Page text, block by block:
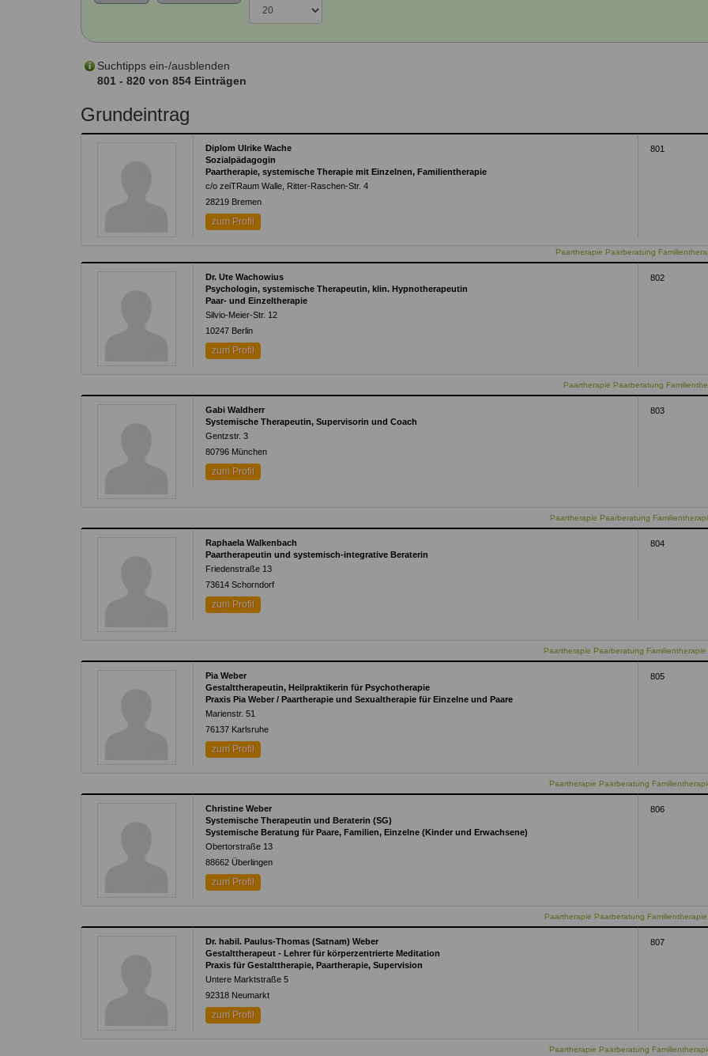
Angebot
nach
Methode
Therapeutenliste
Themen
Kontakt
Zum Kontaktformular
Suchtipps ein-/ausblenden
801 - 820 von 854 Einträgen
Grundeintrag
Diplom Ulrike Wache
Sozialpädagogin
Paartherapie, systemische Therapie mit Einzelnen, Familientherapie
c/o zeiTRaum Walle, Ritter-Raschen-Str. 4
28219 Bremen
zum Profil
801
Paartherapie Paarberatung
Dr. Ute Wachowius
Psychologin, systemische Therapeutin, klin. Hypnotherapeutin
Paar- und Einzeltherapie
Silvio-Meier-Str. 12
10247 Berlin
zum Profil
802
Paartherapie Paarberatung
Gabi Waldherr
Systemische Therapeutin, Supervisorin und Coach
Gentzstr. 3
80796 München
zum Profil
803
Paartherapie Paarberatung
Raphaela Walkenbach
Paartherapeutin und systemisch-integrative Beraterin
Friedenstraße 13
73614 Schorndorf
zum Profil
804
Paartherapie Paarberatung
Pia Weber
Gestalttherapeutin, Heilpraktikerin für Psychotherapie
Praxis Pia Weber / Paartherapie und Sexualtherapie für Einzelne und Paare
Marienstr. 51
76137 Karlsruhe
zum Profil
805
Paartherapie Paarberatung
Christine Weber
Systemische Therapeutin und Beraterin (SG)
Systemische Beratung für Paare, Familien, Einzelne (Kinder und Erwachsene)
Obertorstraße 13
88662 Überlingen
zum Profil
806
Paartherapie Paarberatung
Dr. habil. Paulus-Thomas (Satnam) Weber
Gestalttherapeut - Lehrer für körperzentrierte Meditation
Praxis für Gestalttherapie, Paartherapie, Supervision
Untere Marktstraße 5
92318 Neumarkt
zum Profil
807
Paartherapie Paarberatung